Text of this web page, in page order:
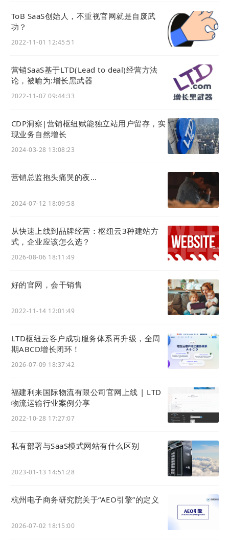
提供详细的产品信息。许多企业低估了向潜在购物
者提供有关其产品的深入内容的需求;通常只发布
他们从供应商那里收到的信息。为此，使用照片和
图像喂养内容营销的方法。
可行的营销策略：
定制您的产品信息详细信息，以
满足潜在客户的需求和兴趣。了解客户在购买前想
要了解和查看的内容。为此，开发营销角色。如果
您仍然不确定，请询问他们需要知道什么。
回答客户的所有问题，包括价格。
在你的潜在客户
无论是一件新衣服还是数百万美元的系统。这就是
马库斯·谢里登所说的秘密武器。
可行的营销策略：
收集目标受众需要回答的问题。
制作的博客文章、视频或文章。构建问题列表有助
于确保您涵盖所需的所有信息，并使营销人员能够
从业务的其他领域获得支持。
区，这可能是回答潜在客户问题并提供有助于完成
销售信息的好方法。当前客户知道他们的问题在哪
里，以及您的产品如何满足他们的需求。因此，他
们可以使您的产品符合其他潜在客户的要求。
可行的营销策略：如果您没有社区或计划创建一个
社区，请询问您当前的客户，了解他们认为有用的
奖励（特别是如果您可以让他们从您那里购买更多
成为潜在客户的造型师。
对于时尚和家居装饰类别
合在一起会很有帮助。
像时尚杂志一样思考，向潜在客
户展示如何使用您的产品来支撑他们的东西。从内
ToB SaaS创始人，不重视官网就是自废武
功？
2022-11-01 12:45:51
营销SaaS基于LTD(Lead to deal)经营方法
论，被喻为:增长黑武器
2022-11-07 09:44:33
CDP洞察|营销枢纽赋能独立站用户留存，实
现业务自然增长
2024-03-28 13:08:23
营销总监抱头痛哭的夜…
2024-07-12 18:09:58
从快速上线到品牌经营：枢纽云3种建站方
式，企业应该怎么选？
2026-08-06 18:11:49
好的官网，会干销售
2022-11-14 12:01:49
LTD枢纽云客户成功服务体系再升级，全周
期ABCD增长闭环！
2026-07-09 18:37:42
福建利来国际物流有限公司官网上线 | LTD
物流运输行业案例分享
2022-10-28 17:27:07
私有部署与SaaS模式网站有什么区别
2023-01-13 14:51:28
杭州电子商务研究院关于“AEO引擎”的定义
2026-07-02 18:15:00